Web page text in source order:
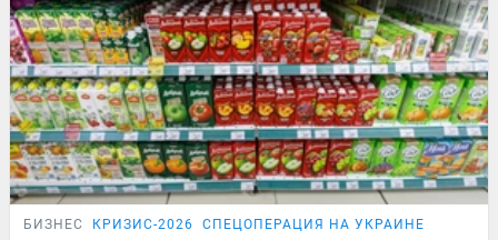
БИЗНЕС КРИЗИС-2026 СПЕЦОПЕРАЦИЯ НА УКРАИНЕ